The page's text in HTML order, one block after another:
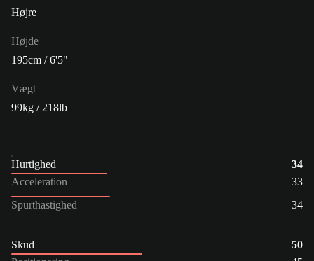
Højre
Højde
195cm / 6'5"
Vægt
99kg / 218lb
Hurtighed
34
Acceleration
33
Spurthastighed
34
Skud
50